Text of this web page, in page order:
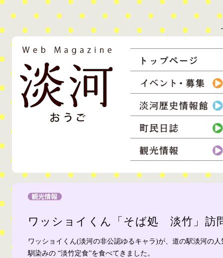
ウェブマガジン淡河
淡河町の情報を住民達が収集し、発信。生活者の息づかいを伝えるウェ
コンテンツ
ワッショイくん「そば処 淡竹」訪
ワッショイくん(淡河の非公認ゆるキャラ)が、道の駅淡河の
馴染みの “淡竹定食”を食べてきました。